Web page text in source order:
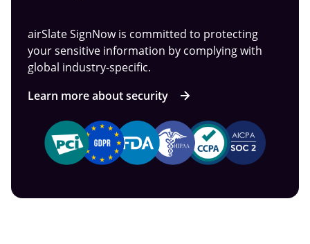
airSlate SignNow is committed to protecting
your sensitive information by complying with
global industry-specific.
Learn more about security